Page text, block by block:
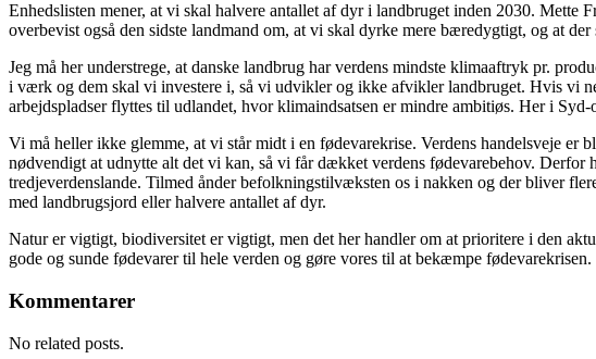
Enhedslisten mener, at vi skal halvere antallet af dyr i landbruget inden 2030.
overbevist også den sidste landmand om, at vi skal dyrke mere bæredygtigt, og at
Jeg må her understrege, at danske landbrug har verdens mindste klimaaftryk pr.
i værk og dem skal vi investere i, så vi udvikler og ikke afvikler landbruget. Hvis vi
arbejdspladser flyttes til udlandet, hvor klimaindsatsen er mindre ambitiøs. Her i
Vi må heller ikke glemme, at vi står midt i en fødevarekrise. Verdens handelsveje
nødvendigt at udnytte alt det vi kan, så vi får dækket verdens fødevarebehov.
tredjeverdenslande. Tilmed ånder befolkningstilvæksten os i nakken og der bliver
med landbrugsjord eller halvere antallet af dyr.
Natur er vigtigt, biodiversitet er vigtigt, men det her handler om at prioritere i den
gode og sunde fødevarer til hele verden og gøre vores til at bekæmpe fødevarekrisen.
Kommentarer
No related posts.